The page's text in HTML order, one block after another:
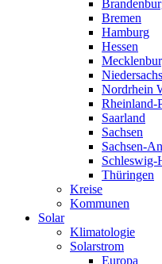
Bremen
Hamburg
Hessen
Nordrhein
Rheinland-
Saarland
Sachsen
Sachsen-
Schleswig-
Thüringen
Kreise
Kommunen
Solar
Klimatologie
Solarstrom
Europa